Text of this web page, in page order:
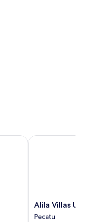
Alila
Villas
Alila Villas Uluwatu,
Pecatu
Alila Villas Uluwatu, Bali